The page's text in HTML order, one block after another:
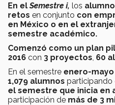
En elSemestre i, los
retos en conjunto con
en México o en el
semestre académico.
Comenzó como un plan
2016 con 3 proyectos 60
En el semestre enero-mayo
1,079 alumnos participando
el semestre que inicia en
participación de más de 3